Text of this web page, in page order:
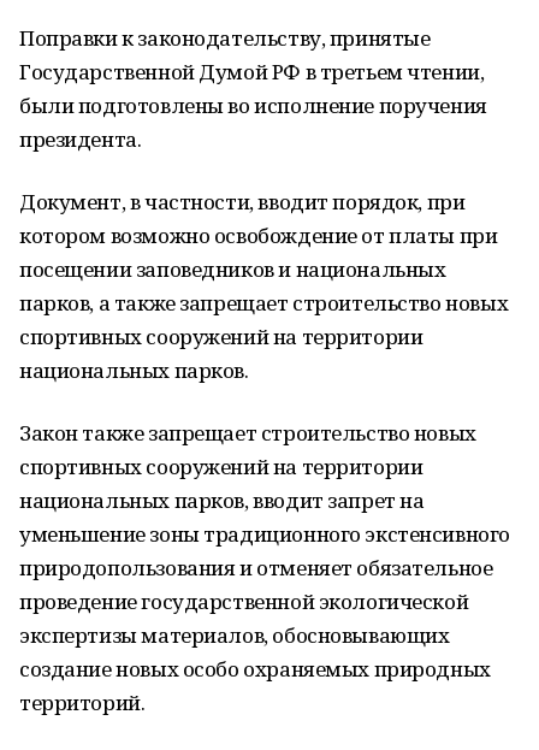
Поправки к законодательству, принятые
Государственной Думой РФ в третьем чтении,
были подготовлены во исполнение поручения
президента.
Документ, в частности, вводит порядок, при
котором возможно освобождение от платы при
посещении заповедников и национальных
парков, а также запрещает строительство новых
спортивных сооружений на территории
национальных парков.
Закон также запрещает строительство новых
спортивных сооружений на территории
национальных парков, вводит запрет на
уменьшение зоны традиционного экстенсивного
природопользования и отменяет обязательное
проведение государственной экологической
экспертизы материалов, обосновывающих
создание новых особо охраняемых природных
территорий.